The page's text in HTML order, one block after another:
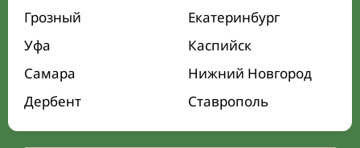
Грозный
Екатеринбург
Уфа
Каспийск
Самара
Нижний Новгород
Дербент
Ставрополь